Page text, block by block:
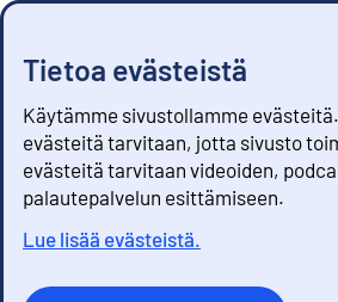
Tietoa evästeistä
Käytämme sivustollamme
evästeitä tarvitaan, jotta sivusto
evästeitä tarvitaan videoiden,
palautepalvelun esittämiseen.
Lue lisää evästeistä.